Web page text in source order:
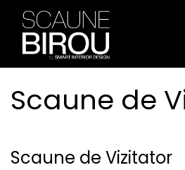
Skip to Content
Scaune de
Scaune de Vizitator